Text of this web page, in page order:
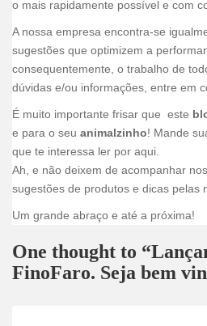
o mais rapidamente possível e com
A nossa empresa encontra-se
sugestões que optimizem a
consequentemente, o trabalho de
dúvidas e/ou informações, entre em
É muito importante frisar que este
e para o seu animalzinho! Mande
que te interessa ler por aqui.
Ah, e não deixem de acompanhar
sugestões de produtos e dicas pelas
Um grande abraço e até a próxima!
One thought to
FinoFaro. Seja bem